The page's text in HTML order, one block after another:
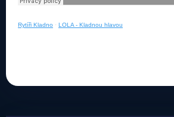
Rytíři Kladno · LOLA - Kladnou hlavou